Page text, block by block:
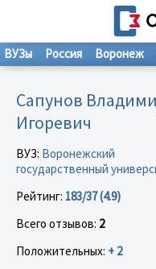
ВУЗы Россия Воронеж
Сапунов
Игоревич
ВУЗ: Воронежский
государственный
Рейтинг: 183/37 (4.9)
Всего отзывов: 2
Положительных: + 2